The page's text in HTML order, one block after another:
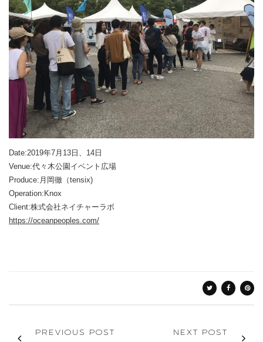
Date:2019年7月13日、14日
Venue:代々木公園イベント広場
Produce:月岡徹（tensix)
Operation:Knox
Client:株式会社ネイチャーラボ
https://oceanpeoples.com/
PREVIOUS POST NEXT POST